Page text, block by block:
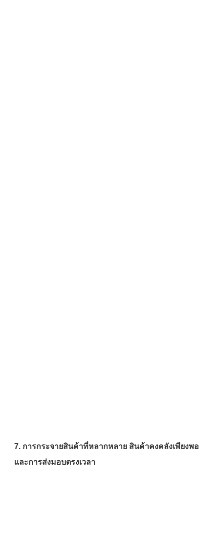
7. การกระจายสินค้าที่หลากหลาย สินค้าคงคลังเพียงพอ
และการส่งมอบตรงเวลา